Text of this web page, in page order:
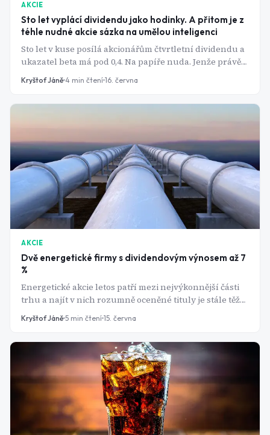
AKCIE
Sto let vyplácí dividendu jako hodinky. A přitom je z
téhle nudné akcie sázka na umělou inteligenci
Sto let v kuse posílá akcionářům čtvrtletní dividendu a
ukazatel beta má pod 0,4. Na papíře nuda. Jenže právě
tahle regulovaná utilita se mezitím proměnila v jednu
z nejpřímějších sázek na boom kolem AI. Jak to jde
Kryštof Jáně 4 min čtení 16. června
AKCIE
Dvě energetické firmy s dividendovým výnosem až 7
%
Energetické akcie letos patří mezi nejvýkonnější části
trhu a najít v nich rozumně oceněné tituly je stále těžší.
Přesto se dvě americké firmy z tohoto segmentu trhu
obchodují za nižší násobky zisku než většina
až 7 %. Jde o skutečnou příležitost, nebo jen o relativně
levné akcie v sektoru, který se stal příliš drahým.
Kryštof Jáně 5 min čtení 15. června